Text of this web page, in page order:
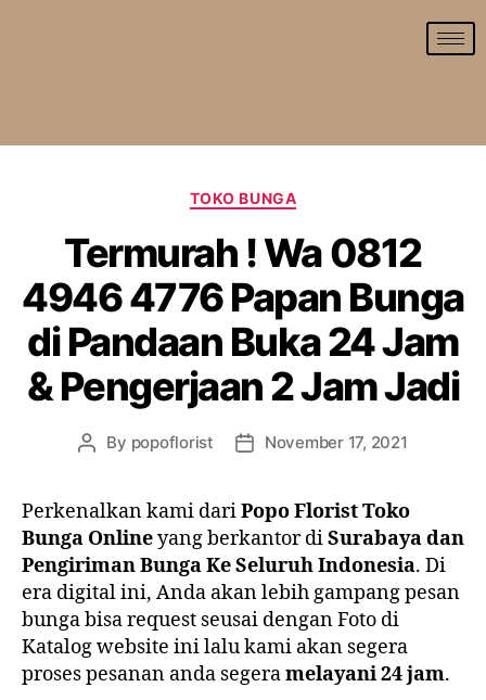
TOKO BUNGA
Termurah ! Wa 0812
4946 4776 Papan Bunga
di Pandaan Buka 24 Jam
& Pengerjaan 2 Jam Jadi
By popoflorist November 17, 2021
Perkenalkan kami dariPopo Florist Toko
Bunga Onlineyang berkantor diSurabaya dan
Pengiriman Bunga Ke Seluruh Indonesia. Di
era digital ini, Anda akan lebih gampang pesan
bunga bisa request seusai dengan Foto di
Katalog website ini lalu kami akan segera
proses pesanan anda segeramelayani 24 jam.